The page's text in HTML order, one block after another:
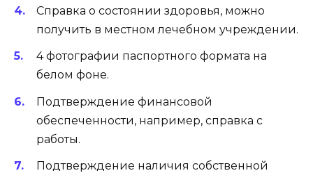
Справка о состоянии здоровья, можно
получить в местном лечебном учреждении.
4 фотографии паспортного формата на
белом фоне.
Подтверждение финансовой
обеспеченности, например, справка с
работы.
Подтверждение наличия собственной